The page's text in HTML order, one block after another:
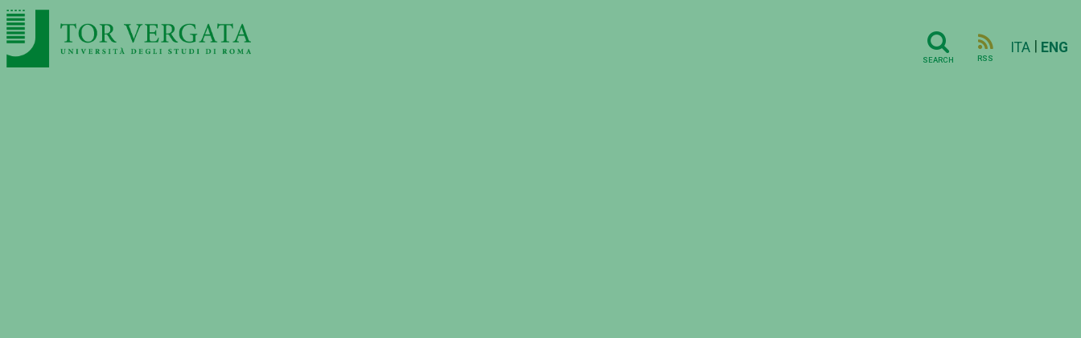
SEARCH RSS
ITA ENG